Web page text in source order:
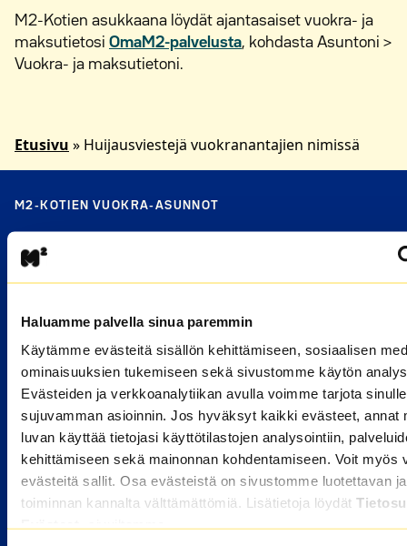
Haluamme palvella sinua paremmin
Käytämme evästeitä sisällön kehittämiseen, sosiaalisen
ominaisuuksien tukemiseen sekä sivustomme käytön
Evästeiden ja verkkoanalytiikan avulla voimme tarjota sinulle
sujuvamman asioinnin. Jos hyväksyt kaikki evästeet, annat
luvan käyttää tietojasi käyttötilastojen analysointiin,
kehittämiseen sekä mainonnan kohdentamiseen. Voit myös
evästeitä sallit. Osa evästeistä on sivustomme luotettavan
toiminnan kannalta välttämättömiä. Lisätietoja löydät
Evästeet-sivuiltamme.
M2-Kotien asukkaana löydät ajantasaiset vuokra- ja
maksutietosi OmaM2-palvelusta, kohdasta Asuntoni >
Vuokra- ja maksutietoni.
Etusivu » Huijausviestejä vuokranantajien nimissä
M2-KOTIEN VUOKRA-ASUNNOT
Valitse kaupunki
HAKIJALLE
Kuka voi hakea
Miten haen asuntoa
OmaM2Avautuu uuteen ikkunaan
Asukkaan usein kysytyt kysymykset
Tietoa asumisesta